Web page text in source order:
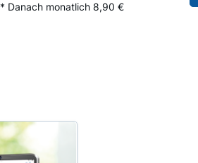
* Danach monatlich 8,90 €